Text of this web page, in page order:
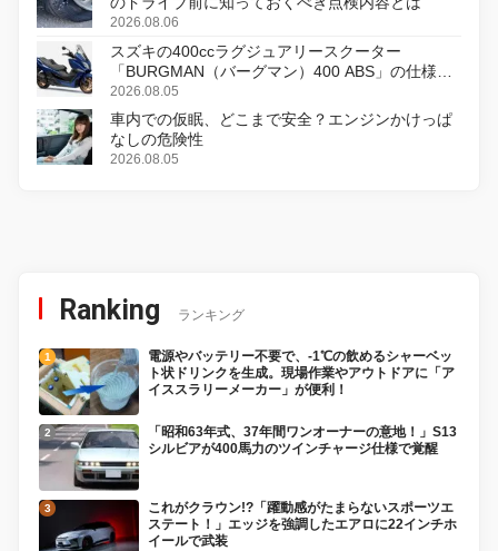
2026.08.06
スズキの400ccラグジュアリースクーター
「BURGMAN（バーグマン）400 ABS」の仕様を
変更し、8月18日に発売
2026.08.05
車内での仮眠、どこまで安全？エンジンかけっぱ
なしの危険性
2026.08.05
Ranking ランキング
電源やバッテリー不要で、-1℃の飲めるシャーベッ
ト状ドリンクを生成。現場作業やアウトドアに「ア
イススラリーメーカー」が便利！
「昭和63年式、37年間ワンオーナーの意地！」S13
シルビアが400馬力のツインチャージ仕様で覚醒
これがクラウン!?「躍動感がたまらないスポーツエ
ステート！」エッジを強調したエアロに22インチホ
イールで武装